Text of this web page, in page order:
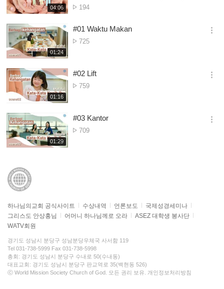
재
생
간
04:06
조
수
194
기
재
생
간
01:24
#01 Waktu Makan
조
725
옵
기
재
생
간
01:16
#02 Lift
조
759
옵
기
재
생
01:29
#03 Kantor
조
709
옵
하나님의교회 공식사이트 수상내역 언론보도
국제성경세미나
그리스도 안상홍님
어머니 하나님께로 오라
ASEZ 대학생 봉사단
WATV회원
경기도 성남시 분당구 성남분당우체국 사서함 119
Tel 031-738-5999 Fax 031-738-5998
총회: 경기도 성남시 분당구 수내로 50(수내동)
대표교회: 경기도 성남시 분당구 판교역로 35(백현동 526)
ⓒ World Mission Society Church of God. 모든 권리 보유. 개인정보처리방침